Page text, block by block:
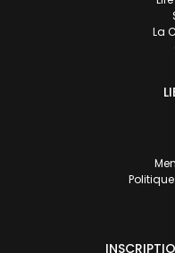
La